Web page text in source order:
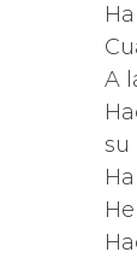
A
su